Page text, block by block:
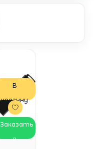
В
корзину
Заказать
в